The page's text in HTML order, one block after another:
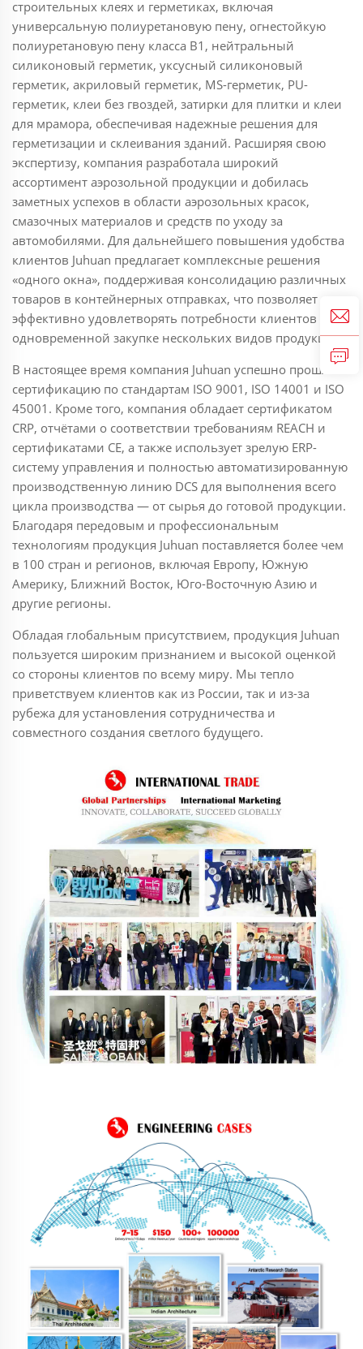
строительных клеях и герметиках, включая
универсальную полиуретановую пену, огнестойкую
полиуретановую пену класса B1, нейтральный
силиконовый герметик, уксусный силиконовый
герметик, акриловый герметик, MS-герметик, PU-
герметик, клеи без гвоздей, затирки для плитки и клеи
для мрамора, обеспечивая надежные решения для
герметизации и склеивания зданий. Расширяя свою
экспертизу, компания разработала широкий
ассортимент аэрозольной продукции и добилась
заметных успехов в области аэрозольных красок,
смазочных материалов и средств по уходу за
автомобилями. Для дальнейшего повышения удобства
клиентов Juhuan предлагает комплексные решения
«одного окна», поддерживая консолидацию различных
товаров в контейнерных отправках, что позволяет
эффективно удовлетворять потребности клиентов в
одновременной закупке нескольких видов продукции.
В настоящее время компания Juhuan успешно прошла
сертификацию по стандартам ISO 9001, ISO 14001 и ISO
45001. Кроме того, компания обладает сертификатом
CRP, отчётами о соответствии требованиям REACH и
сертификатами CE, а также использует зрелую ERP-
систему управления и полностью автоматизированную
производственную линию DCS для выполнения всего
цикла производства — от сырья до готовой продукции.
Благодаря передовым и профессиональным
технологиям продукция Juhuan поставляется более чем
в 100 стран и регионов, включая Европу, Южную
Америку, Ближний Восток, Юго-Восточную Азию и
другие регионы.
Обладая глобальным присутствием, продукция Juhuan
пользуется широким признанием и высокой оценкой
со стороны клиентов по всему миру. Мы тепло
приветствуем клиентов как из России, так и из-за
рубежа для установления сотрудничества и
совместного создания светлого будущего.